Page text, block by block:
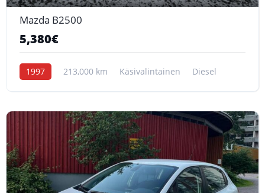
Mazda B2500
5,380€
1997 213,000 km Käsivalintainen Diesel